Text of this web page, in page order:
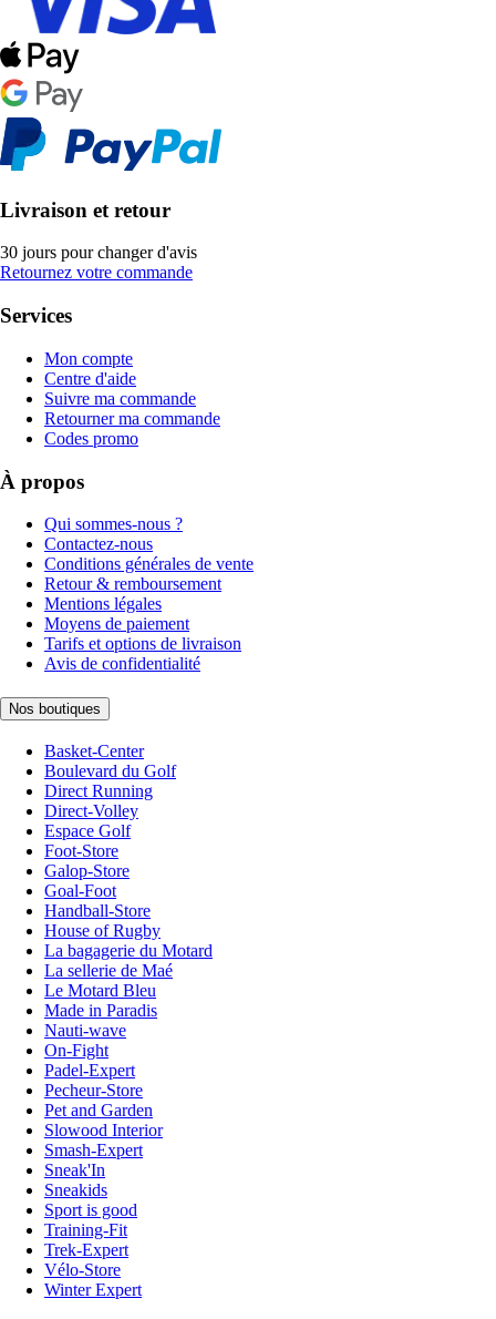
Livraison et retour
30 jours pour changer d'avis
Retournez votre commande
Services
Mon compte
Centre d'aide
Suivre ma commande
Retourner ma commande
Codes promo
À propos
Qui sommes-nous ?
Contactez-nous
Conditions générales de vente
Retour & remboursement
Mentions légales
Moyens de paiement
Tarifs et options de livraison
Avis de confidentialité
Nos boutiques
Basket-Center
Boulevard du Golf
Direct Running
Direct-Volley
Espace Golf
Foot-Store
Galop-Store
Goal-Foot
Handball-Store
House of Rugby
La bagagerie du Motard
La sellerie de Maé
Le Motard Bleu
Made in Paradis
Nauti-wave
On-Fight
Padel-Expert
Pecheur-Store
Pet and Garden
Slowood Interior
Smash-Expert
Sneak'In
Sneakids
Sport is good
Training-Fit
Trek-Expert
Vélo-Store
Winter Expert